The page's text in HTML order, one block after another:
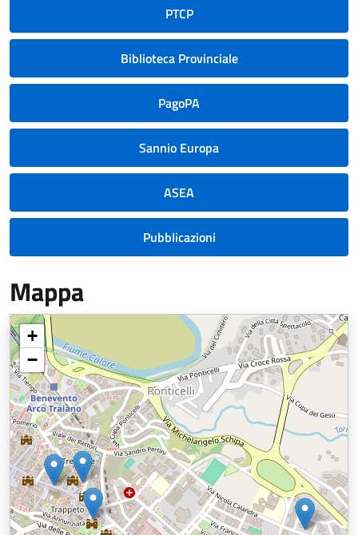
PTCP
Biblioteca Provinciale
PagoPA
Sannio Europa
ASEA
Pubblicazioni
Mappa
+
−